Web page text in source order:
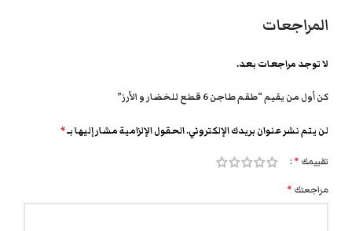
المراجعات
لا توجد مراجعات بعد.
كن أول من يقيم “طقم طاجن 6 قطع للخضار و الأرز”
لن يتم نشر عنوان بريدك الإلكتروني.الحقول الإلزامية مشار إليها بـ*
تقييمك *
مراجعتك *